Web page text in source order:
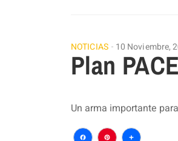
NOTICIAS 10 Noviembre,
Plan
Un arma importante